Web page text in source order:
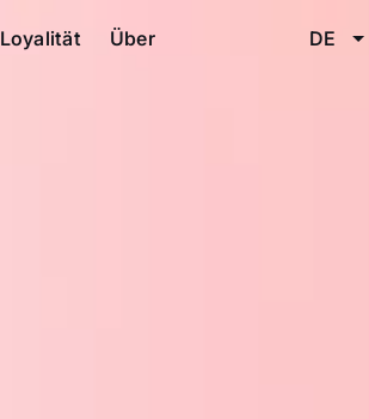
Loyalität Über DE